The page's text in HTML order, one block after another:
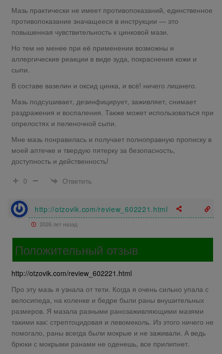
Мазь практически не имеет противопоказаний, единственное
противопоказание значащееся в инструкции — это
повышенная чувствительность к цинковой мази.
Но тем не менее при её применении возможны и
аллергические реакции в виде зуда, покраснения кожи и
сыпи.
В составе вазелин и оксид цинка, и всё! ничего лишнего.
Мазь подсушивает, дезинфицирует, заживляет, снимает
раздражения и воспаления. Также может использоваться при
опрелостях и пеленочной сыпи.
Мне мазь понравилась и получает полноправную прописку в
моей аптечке и твердую пятерку за безопасность,
доступность и действенность!
0
Ответить
http://otzovik.com/review_602221.html
2026 лет назад
Положительный отзыв
http://otzovik.com/review_602221.html
Про эту мазь я узнала от тети. Когда я очень сильно упала с
велосипеда, на коленке и бедре были раны внушительных
размеров. Я мазала разными ранозаживляющими мазями
такими как: стрептоцидовая и левомеколь. Из этого ничего не
помогало, раны всегда были мокрые и не заживали. А ведь
брюки с мокрыми ранами не оденешь, все прилипнет.